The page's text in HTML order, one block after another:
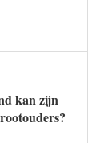
kan zijn